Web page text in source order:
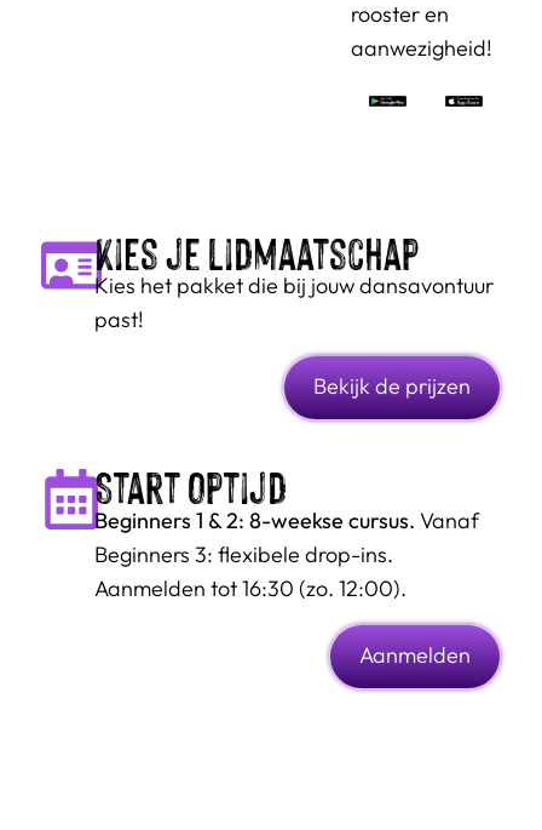
rooster en
aanwezigheid!
Kies je lidmaatschap
Kies het pakket die bij jouw dansavontuur
past!
Bekijk de prijzen
Start optijd
Beginners 1 & 2: 8-weekse cursus. Vanaf
Beginners 3: flexibele drop-ins.
Aanmelden tot 16:30 (zo. 12:00).
Aanmelden